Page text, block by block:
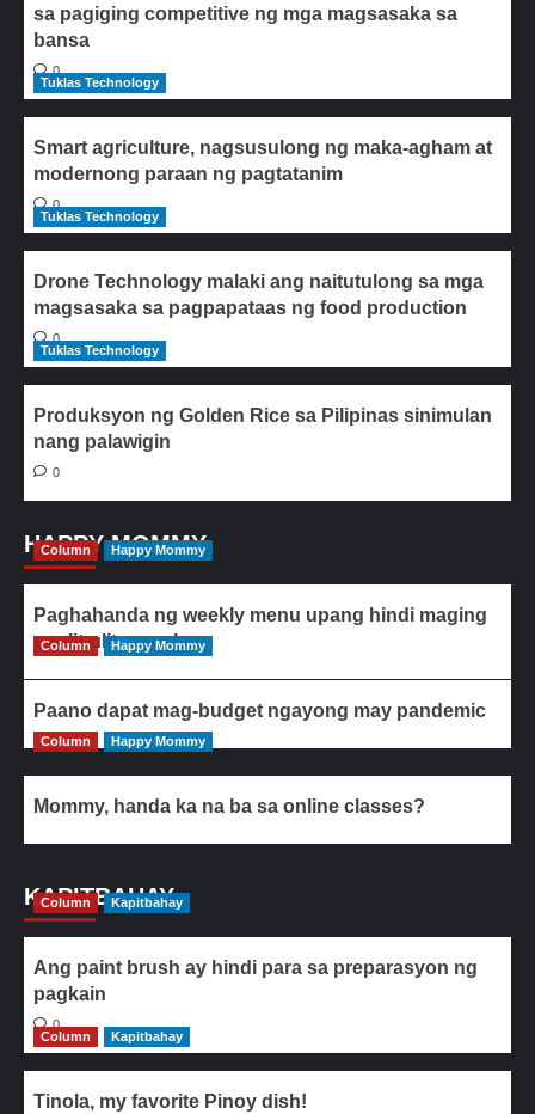
sa pagiging competitive ng mga magsasaka sa
bansa
0
Tuklas Technology
Smart agriculture, nagsusulong ng maka-agham at
modernong paraan ng pagtatanim
0
Tuklas Technology
Drone Technology malaki ang naitutulong sa mga
magsasaka sa pagpapataas ng food production
0
Tuklas Technology
Produksyon ng Golden Rice sa Pilipinas sinimulan
nang palawigin
0
HAPPY MOMMY
Column Happy Mommy
Paghahanda ng weekly menu upang hindi maging
paulit-ulit ang ulam
Column Happy Mommy
Paano dapat mag-budget ngayong may pandemic
Column Happy Mommy
Mommy, handa ka na ba sa online classes?
KAPITBAHAY
Column Kapitbahay
Ang paint brush ay hindi para sa preparasyon ng
pagkain
0
Column
Kapitbahay
Tinola, my favorite Pinoy dish!